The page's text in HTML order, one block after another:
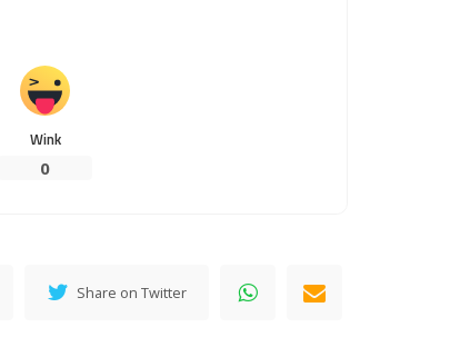
Wink
0
Share on Twitter